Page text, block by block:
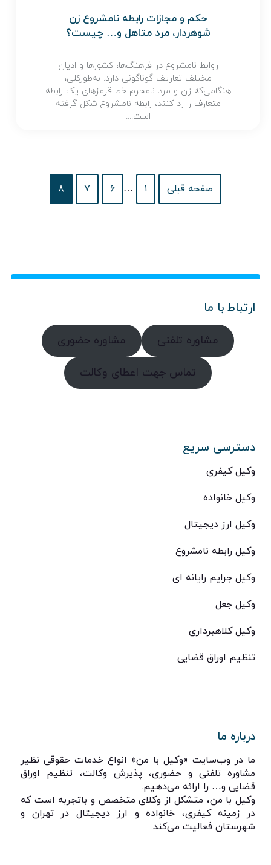
حکم و مجازات رابطه نامشروع زن
شوهردار، مرد متاهل و… چیست؟
روابط نامشروع در فرهنگ‌ها، کشورها و ادیان
مختلف تعاریف گوناگونی دارد. به‌طورکلی،
هنگامی‌که زن و مرد نامحرم خط قرمزهای یک رابطه
متعارف را رد کنند، رابطه نامشروع شکل گرفته
است....
صفحه قبلی ۱ … ۶ ۷ ۸
ارتباط با ما
مشاوره تلفنی مشاوره حضوری
تماس جهت اعطای وکالت
دسترسی سریع
وکیل کیفری
وکیل خانواده
وکیل ارز دیجیتال
وکیل رابطه نامشروع
وکیل جرایم رایانه ای
وکیل جعل
وکیل کلاهبرداری
تنظیم اوراق قضایی
درباره ما
ما در وب‌سایت «وکیل با من» انواع خدمات حقوقی نظیر
مشاوره تلفنی و حضوری، پذیرش وکالت، تنظیم اوراق
قضایی و… را ارائه می‌دهیم.
وکیل با من، متشکل از وکلای متخصص و باتجربه است که
در زمینه کیفری، خانواده و ارز دیجیتال در تهران و
شهرستان فعالیت می‌کند.